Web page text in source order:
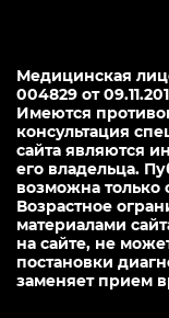
Медицинская
004829 от
Имеются
консультация
сайта являются
его владельца.
возможна только
Возрастное
материалами
на сайте, не
постановки
заменяет прием